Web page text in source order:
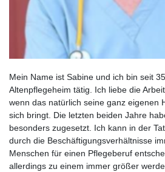
Mein Name ist Sabine und ich bin seit
Altenpflegeheim tätig. Ich liebe die
wenn das natürlich seine ganz eigenen
sich bringt. Die letzten beiden Jahre
besonders zugesetzt. Ich kann in der
durch die Beschäftigungsverhältnisse
Menschen für einen Pflegeberuf
allerdings zu einem immer größer